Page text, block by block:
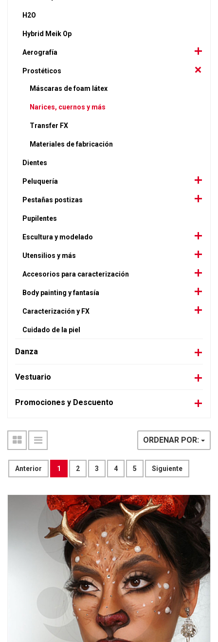
H2O
Hybrid Meik Op
Aerografía
Prostéticos
Máscaras de foam látex
Narices, cuernos y más
Transfer FX
Materiales de fabricación
Dientes
Peluquería
Pestañas postizas
Pupilentes
Escultura y modelado
Utensilios y más
Accesorios para caracterización
Body painting y fantasía
Caracterización y FX
Cuidado de la piel
Danza
Vestuario
Promociones y Descuento
Anterior 1 2 3 4 5 Siguiente
ORDENAR POR: